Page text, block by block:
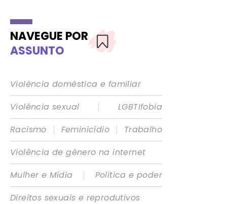
NAVEGUE POR
ASSUNTO
Violência doméstica e familiar
Violência sexual
|
LGBTIfobia
Racismo
| Feminicídio |
Trabalho
Violência de gênero na internet
Mulher e Mídia
|
Política e poder
Direitos sexuais e reprodutivos